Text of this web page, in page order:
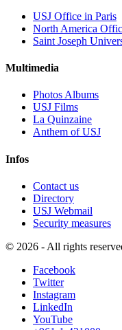
USJ Office in Paris
North America
Saint Joseph
Multimedia
Photos Albums
USJ Films
La Quinzaine
Anthem of USJ
Infos
Contact us
Directory
USJ Webmail
Security measures
© 2026 - All rights
Facebook
Twitter
Instagram
LinkedIn
YouTube